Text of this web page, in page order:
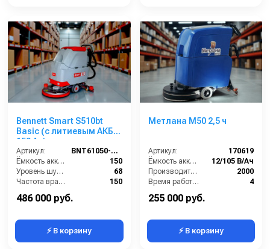
Bennett Smart S510bt
Basic (с литиевым АКБ
150 Ач)
Артикул:
BNT61050-150li
Ёмкость аккумуляторов (Ач):
150
Уровень шума (дБ):
68
Частота вращения щетки (об/мин):
150
486 000 руб.
⚡ В корзину
Метлана M50 2,5 ч
Артикул:
170619
Ёмкость аккумуляторов (Ач):
12/105 В/Ач
Производительность по площади (м2/ч):
2000
Время работы от аккумуляторов (ч):
4
255 000 руб.
⚡ В корзину